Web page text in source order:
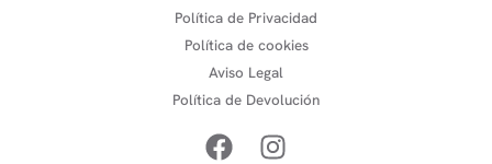
Política de Privacidad
Política de cookies
Aviso Legal
Política de Devolución